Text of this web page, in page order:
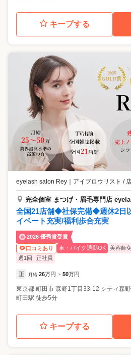
キープする
eyelash salon Rey アイブロウリスト /
完全個室 まつげ・眉毛専門店
全国21店舗◆社保完備◆週休2日
イベート充実/福利歩合充実
2026 優秀賞受賞
口コミあり
車・バイク通勤OK 美容師
週1回
正社員
正 月給 26万円 ~ 50万円
東京都 町田市 森野1丁目33-12 シティ森
町田駅 徒歩5分
キープする